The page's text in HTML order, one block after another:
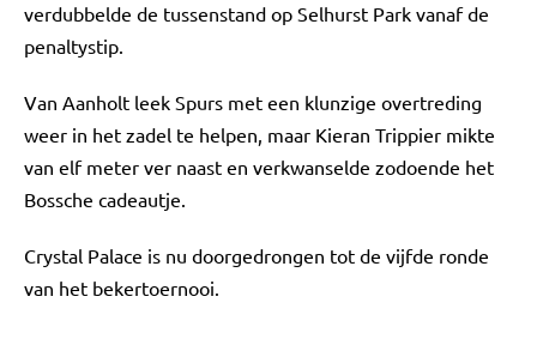
verdubbelde de tussenstand op Selhurst Park vanaf de
penaltystip.
Van Aanholt leek Spurs met een klunzige overtreding
weer in het zadel te helpen, maar Kieran Trippier mikte
van elf meter ver naast en verkwanselde zodoende het
Bossche cadeautje.
Crystal Palace is nu doorgedrongen tot de vijfde ronde
van het bekertoernooi.